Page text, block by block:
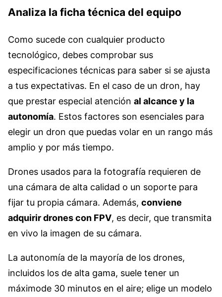
Analiza la ficha técnica del equipo
Como sucede con cualquier producto
tecnológico, debes comprobar sus
especificaciones técnicas para saber si se ajusta
a tus expectativas. En el caso de un dron, hay
que prestar especial atención al alcance y la
autonomía. Estos factores son esenciales para
elegir un dron que puedas volar en un rango más
amplio y por más tiempo.
Drones usados para la fotografía requieren de
una cámara de alta calidad o un soporte para
fijar tu propia cámara. Además, conviene
adquirir drones con FPV, es decir, que transmita
en vivo la imagen de su cámara.
La autonomía de la mayoría de los drones,
incluidos los de alta gama, suele tener un
máximode 30 minutos en el aire; elige un modelo